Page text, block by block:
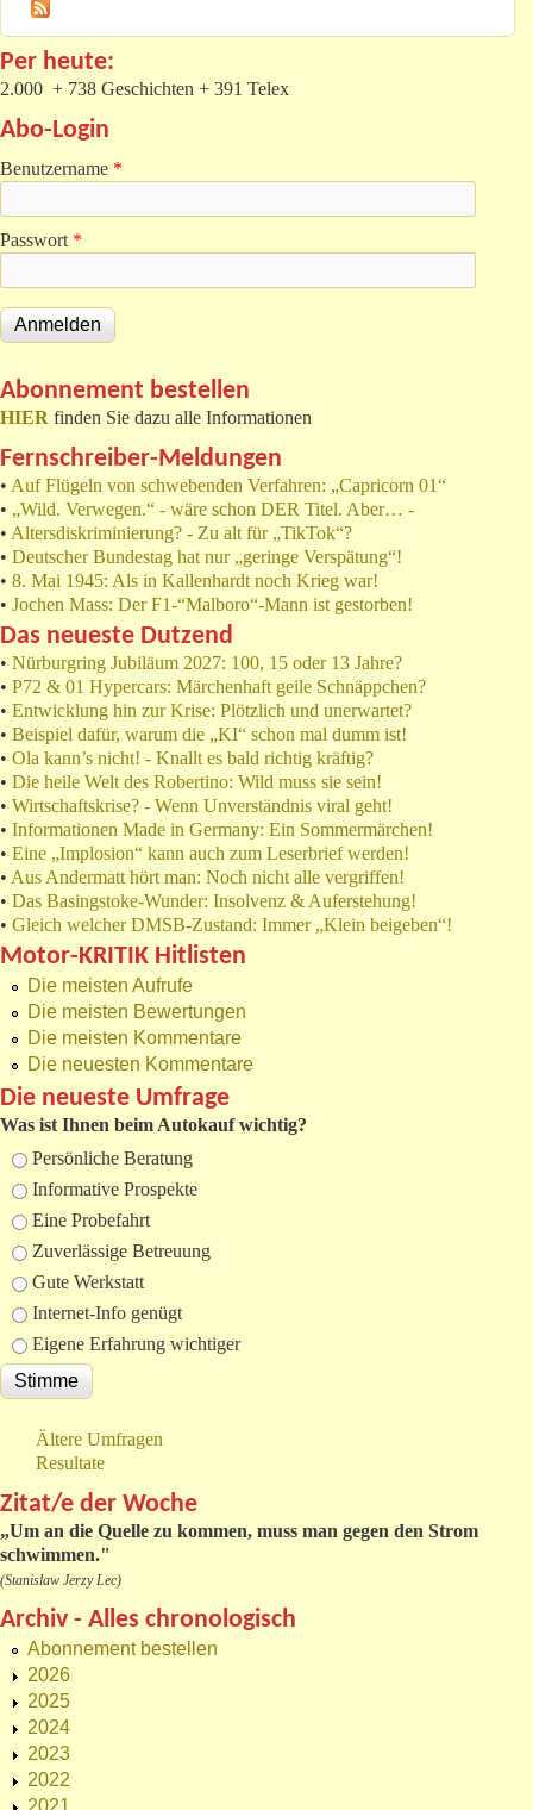
Per heute:
2.000 + 738 Geschichten + 391 Telex
Abo-Login
Benutzername *
Passwort *
Abonnement bestellen
HIER finden Sie dazu alle Informationen
Fernschreiber-Meldungen
• Auf Flügeln von schwebenden Verfahren: „Capricorn 01“
• „Wild. Verwegen.“ - wäre schon DER Titel. Aber… -
• Altersdiskriminierung? - Zu alt für „TikTok“?
• Deutscher Bundestag hat nur „geringe Verspätung“!
• 8. Mai 1945: Als in Kallenhardt noch Krieg war!
• Jochen Mass: Der F1-“Malboro“-Mann ist gestorben!
Das neueste Dutzend
• Nürburgring Jubiläum 2027: 100, 15 oder 13 Jahre?
• P72 & 01 Hypercars: Märchenhaft geile Schnäppchen?
• Entwicklung hin zur Krise: Plötzlich und unerwartet?
• Beispiel dafür, warum die „KI“ schon mal dumm ist!
• Ola kann’s nicht! - Knallt es bald richtig kräftig?
• Die heile Welt des Robertino: Wild muss sie sein!
• Wirtschaftskrise? - Wenn Unverständnis viral geht!
• Informationen Made in Germany: Ein Sommermärchen!
• Eine „Implosion“ kann auch zum Leserbrief werden!
• Aus Andermatt hört man: Noch nicht alle vergriffen!
• Das Basingstoke-Wunder: Insolvenz & Auferstehung!
• Gleich welcher DMSB-Zustand: Immer „Klein beigeben“!
Motor-KRITIK Hitlisten
Die meisten Aufrufe
Die meisten Bewertungen
Die meisten Kommentare
Die neuesten Kommentare
Die neueste Umfrage
Was ist Ihnen beim Autokauf wichtig?
Auswahlmöglichkeiten
Persönliche Beratung
Informative Prospekte
Eine Probefahrt
Zuverlässige Betreuung
Gute Werkstatt
Internet-Info genügt
Eigene Erfahrung wichtiger
Ältere Umfragen
Resultate
Zitat/e der Woche
„Um an die Quelle zu kommen, muss man gegen den Strom
schwimmen."
(Stanislaw Jerzy Lec)
Archiv - Alles chronologisch
Abonnement bestellen
2026
2025
2024
2023
2022